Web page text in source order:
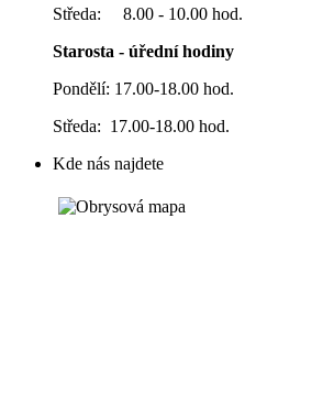
Středa: 8.00 -
Starosta - úřední hodiny
Pondělí: 17.00-18.00 hod.
Středa: 17.00-18.00 hod.
Kde nás najdete